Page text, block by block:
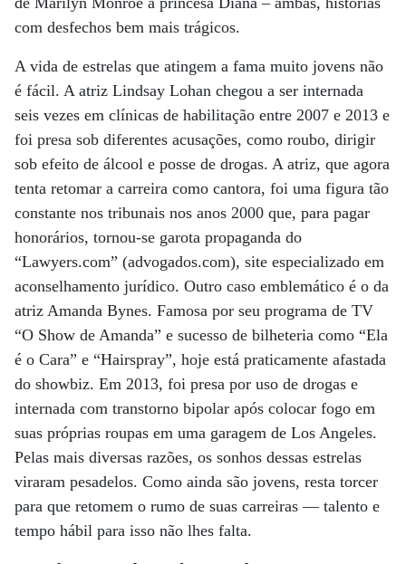
com desfechos bem mais trágicos.
A vida de estrelas que atingem a fama muito jovens não
é fácil. A atriz Lindsay Lohan chegou a ser internada
seis vezes em clínicas de habilitação entre 2007 e 2013 e
foi presa sob diferentes acusações, como roubo, dirigir
sob efeito de álcool e posse de drogas. A atriz, que agora
tenta retomar a carreira como cantora, foi uma figura tão
constante nos tribunais nos anos 2000 que, para pagar
honorários, tornou-se garota propaganda do
“Lawyers.com” (advogados.com), site especializado em
aconselhamento jurídico. Outro caso emblemático é o da
atriz Amanda Bynes. Famosa por seu programa de TV
“O Show de Amanda” e sucesso de bilheteria como “Ela
é o Cara” e “Hairspray”, hoje está praticamente afastada
do showbiz. Em 2013, foi presa por uso de drogas e
internada com transtorno bipolar após colocar fogo em
suas próprias roupas em uma garagem de Los Angeles.
Pelas mais diversas razões, os sonhos dessas estrelas
viraram pesadelos. Como ainda são jovens, resta torcer
para que retomem o rumo de suas carreiras — talento e
tempo hábil para isso não lhes falta.